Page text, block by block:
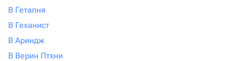
В Гетапня
В Геханист
В Ариндж
В Верин Птхни